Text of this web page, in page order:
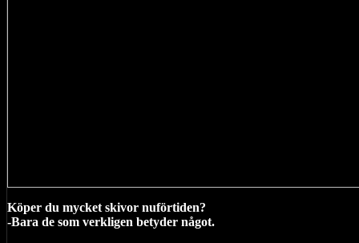
Köper du mycket skivor nuförtiden?
-Bara de som verkligen betyder något.